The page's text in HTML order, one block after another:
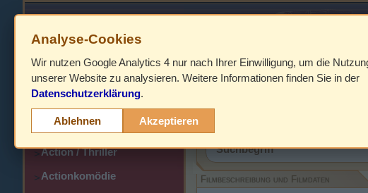
HOME
>
> Action
>Action / Thriller
>Actionkomödie
Filmbeschreibung, Cover
Filmbeschreibung und Filmdaten
Analyse-Cookies
Wir nutzen Google Analytics 4 nur nach Ihrer Einwilligung, um die
unserer Website zu analysieren. Weitere Informationen finden Sie in der
Datenschutzerklärung.
Ablehnen Akzeptieren